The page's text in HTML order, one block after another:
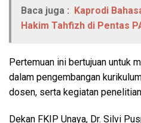
Baca juga : Kaprodi
Hakim Tahfizh di Pentas
Pertemuan ini bertujuan untuk
dalam pengembangan
dosen, serta kegiatan
Dekan FKIP Unaya, Dr. Silvi